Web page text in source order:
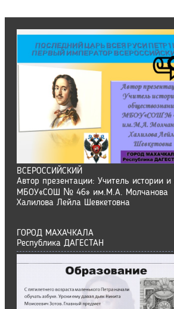
ВСЕРОССИЙСКИЙ
Автор презентации: Учитель истории и
МБОУ«СОШ № 46» им.М.А. Молчанова
Халилова Лейла Шевкетовна
ГОРОД МАХАЧКАЛА
Республика ДАГЕСТАН